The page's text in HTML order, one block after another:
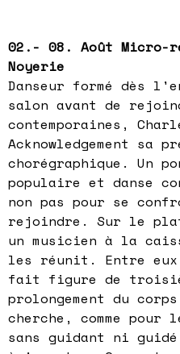
02.- 08. Août Micro-
Noyerie
Danseur formé dès
salon avant de
contemporaines,
Acknowledgement sa
chorégraphique. Un
populaire et danse
non pas pour se
rejoindre. Sur le
un musicien à la
les réunit. Entre
fait figure de
prolongement du
cherche, comme
sans guidant ni